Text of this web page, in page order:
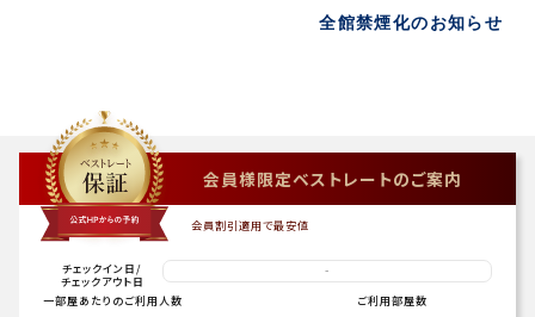
全館禁煙化のお知らせ
会員様限定ベストレートのご案内
会員割引適用で最安値
チェックイン日/
チェックアウト日
-
一部屋あたりのご利用人数 ご利用部屋数